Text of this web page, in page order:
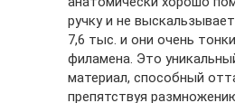
ручку и не
7,6 тыс. и они очень
филамена. Это
материал, способный
препятствуя